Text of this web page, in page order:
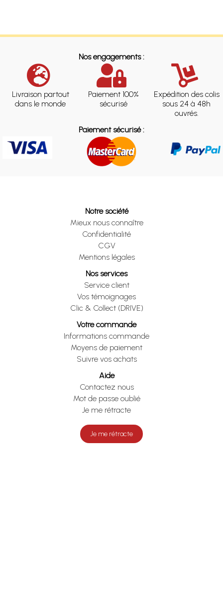
Nos engagements :
Livraison partout
dans le monde
Paiement 100%
sécurisé
Expédition des colis
sous 24 à 48h
ouvrés.
Paiement sécurisé :
Notre société
Mieux nous connaître
Confidentialité
CGV
Mentions légales
Nos services
Service client
Vos témoignages
Clic & Collect (DRIVE)
Votre commande
Informations commande
Moyens de paiement
Suivre vos achats
Aide
Contactez nous
Mot de passe oublié
Je me rétracte
Je me rétracte